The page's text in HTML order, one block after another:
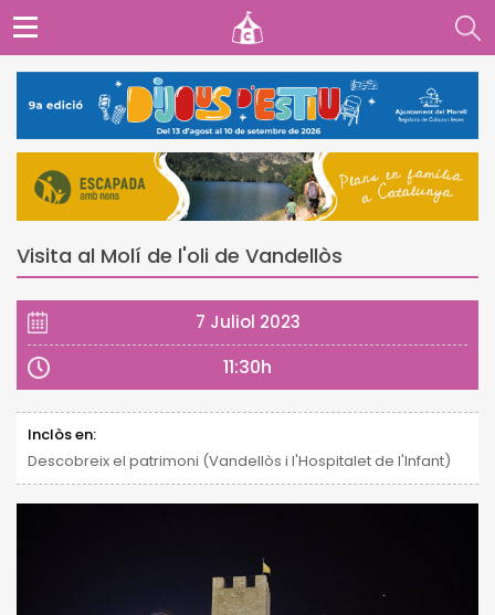
Visita al Molí de l'oli de Vandellòs
7 Juliol 2023
11:30h
Inclòs en:
Descobreix el patrimoni (Vandellòs i l'Hospitalet de l'Infant)